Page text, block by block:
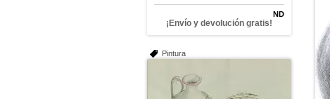
ND
¡Envío y devolución gratis!
Pintura